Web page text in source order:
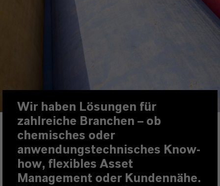
Wir haben Lösungen für
zahlreiche Branchen – ob
chemisches oder
anwendungstechnisches Know-
how, flexibles Asset
Management oder Kundennähe.